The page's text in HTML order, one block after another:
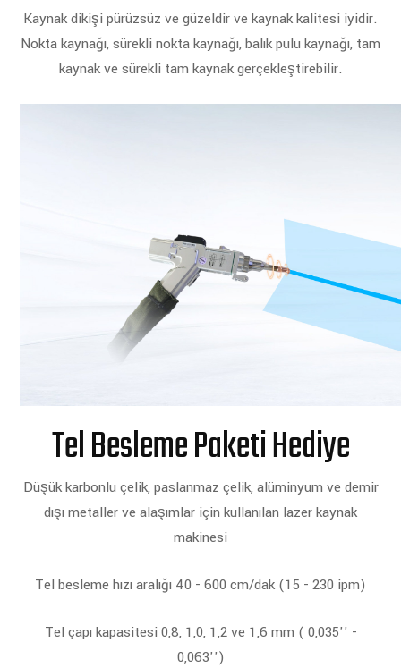
Kaynak dikişi pürüzsüz ve güzeldir ve kaynak kalitesi iyidir.
Nokta kaynağı, sürekli nokta kaynağı, balık pulu kaynağı, tam
kaynak ve sürekli tam kaynak gerçekleştirebilir.
Tel Besleme Paketi Hediye
Düşük karbonlu çelik, paslanmaz çelik, alüminyum ve demir
dışı metaller ve alaşımlar için kullanılan lazer kaynak
makinesi
Tel besleme hızı aralığı 40 - 600 cm/dak (15 - 230 ipm)
Tel çapı kapasitesi 0,8, 1,0, 1,2 ve 1,6 mm ( 0,035'' -
0,063'')